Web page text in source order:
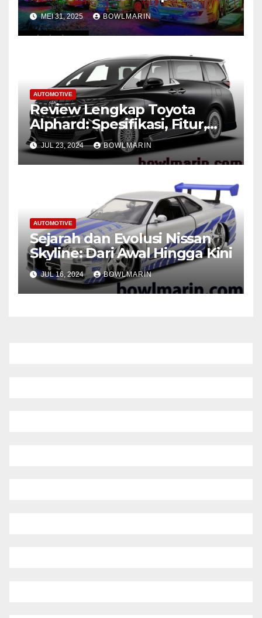
Maksimal
MEI 31, 2025 BOWLMARIN
AUTOMOTIVE
Review Lengkap Toyota
Alphard: Spesifikasi, Fitur,
dan Performa
JUL 23, 2024 BOWLMARIN
AUTOMOTIVE
Sejarah dan Evolusi Nissan
Skyline: Dari Awal Hingga Kini
JUL 16, 2024 BOWLMARIN